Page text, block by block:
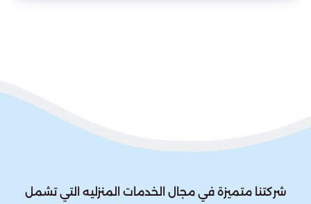
شركتنا متميزة في مجال الخدمات المنزليه التي تشمل